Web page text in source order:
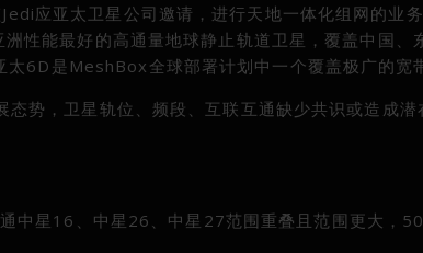
应亚太卫星公司邀请，进行天地一体化组网的业
性能最好的高通量地球静止轨道卫星，覆盖中国
6D是MeshBox全球部署计划中一个覆盖极广的宽
态势，卫星轨位、频段、互联互通缺少共识或造成
中星16、中星26、中星27范围重叠且范围更大，